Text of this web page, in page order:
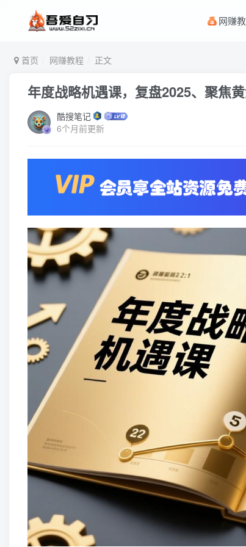
网赚
首页 网赚教程 正文
年度战略机遇课，复盘2025、聚焦
酷搜笔记
6个月前更新